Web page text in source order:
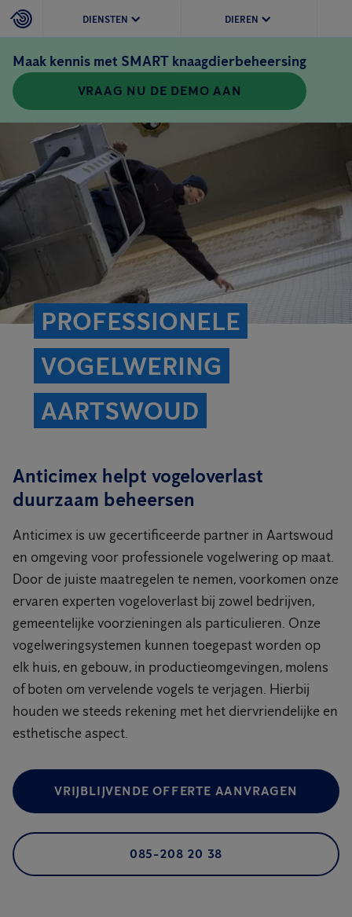
DIENSTEN DIEREN
Maak kennis met SMART knaagdierbeheersing
VRAAG NU DE DEMO AAN
PROFESSIONELE
VOGELWERING
AARTSWOUD
Anticimex helpt vogeloverlast
duurzaam beheersen
Anticimex is uw gecertificeerde partner in Aartswoud
en omgeving voor professionele vogelwering op maat.
Door de juiste maatregelen te nemen, voorkomen onze
ervaren experten vogeloverlast bij zowel bedrijven,
gemeentelijke voorzieningen als particulieren. Onze
vogelweringsystemen kunnen toegepast worden op
elk huis, en gebouw, in productieomgevingen, molens
of boten om vervelende vogels te verjagen. Hierbij
houden we steeds rekening met het diervriendelijke en
esthetische aspect.
VRIJBLIJVENDE OFFERTE AANVRAGEN
085-208 20 38